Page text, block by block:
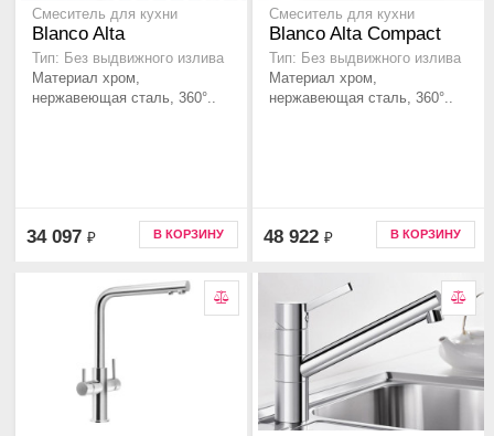
Смеситель для кухни
Blanco Alta
Тип: Без выдвижного излива
Материал хром,
нержавеющая сталь, 360°..
34 097 ₽ В КОРЗИНУ
Смеситель для кухни
Blanco Alta Compact
Тип: Без выдвижного излива
Материал хром,
нержавеющая сталь, 360°..
48 922 ₽ В КОРЗИНУ